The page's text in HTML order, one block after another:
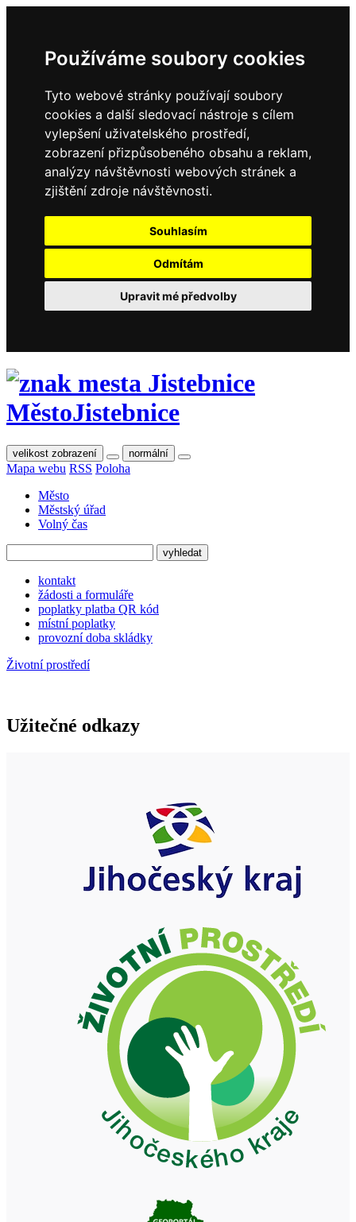
Používáme soubory cookies
Tyto webové stránky používají soubory
cookies a další sledovací nástroje s cílem
vylepšení uživatelského prostředí,
zobrazení přizpůsobeného obsahu a reklam,
analýzy návštěvnosti webových stránek a
zjištění zdroje návštěvnosti.
Souhlasím
Odmítám
Upravit mé předvolby
MěstoJistebnice
velikost zobrazení normální
Mapa webu RSS Poloha
Město
Městský úřad
Volný čas
kontakt
žádosti a formuláře
poplatky platba QR kód
místní poplatky
provozní doba skládky
Životní prostředí
Užitečné odkazy